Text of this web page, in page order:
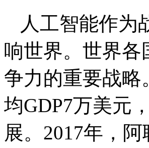
人工智能作为
响世界。世界
争力的重要战
均GDP7万美元
展。2017年，